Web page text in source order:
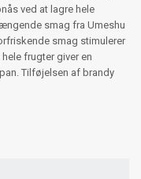
ved at lagre hele
smag fra Umeshu
smag stimulerer
frugter giver en
Tilføjelsen af brandy